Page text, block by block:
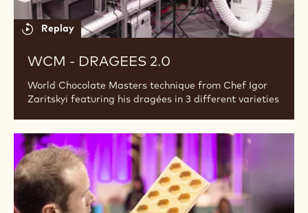
Replay
WCM - DRAGEES 2.0
World Chocolate Masters technique from Chef Igor
Zaritskyi featuring his dragées in 3 different varieties
WCM
-
Chocolate
stencil